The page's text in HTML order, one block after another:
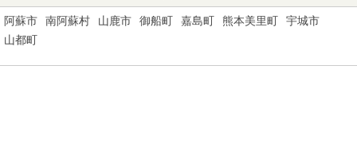
阿蘇市 南阿蘇村 山鹿市 御船町 嘉島町 熊本美里町
宇城市
山都町